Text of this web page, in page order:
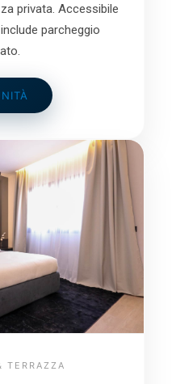
privata. Accessibile
parcheggio
TERRAZZA